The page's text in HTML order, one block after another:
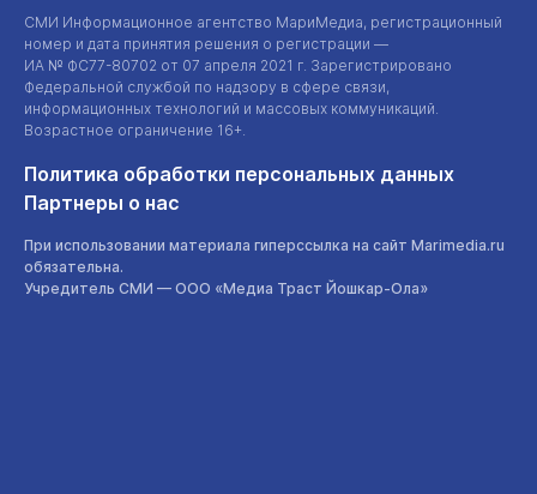
СМИ Информационное агентство МариМедиа, регистрационный
номер и дата принятия решения о регистрации —
ИА № ФС77-80702 от 07 апреля 2021 г. Зарегистрировано
Федеральной службой по надзору в сфере связи,
информационных технологий и массовых коммуникаций.
Возрастное ограничение 16+.
Политика обработки персональных данных
Партнеры о нас
При использовании материала гиперссылка на сайт Marimedia.ru
обязательна.
Учредитель СМИ — ООО «Медиа Траст Йошкар-Ола»